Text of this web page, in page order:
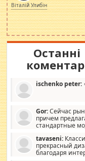
просто
навколо
Віталій Улибін
Останні
ischenko peter:
Gor:Сейчас
причем
стандартные
стандартные формы, в
со вкусом все в
мебель, а это не
tavaseni:
прекрасный
благодаря